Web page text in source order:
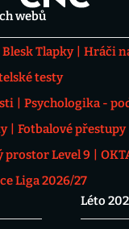
webů
Blesk Tlapky Hráči
testy
Psychologika -
Fotbalové přestupy
prostor Level 9
Liga 2026/27
Léto